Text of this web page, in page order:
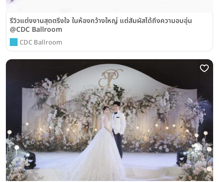
รีวิวแต่งงานสุดตรึงใจ ในห้องกว้างใหญ่ แต่สัมผัสได้ถึงความอบอุ่น
@CDC Ballroom
CDC Ballroom